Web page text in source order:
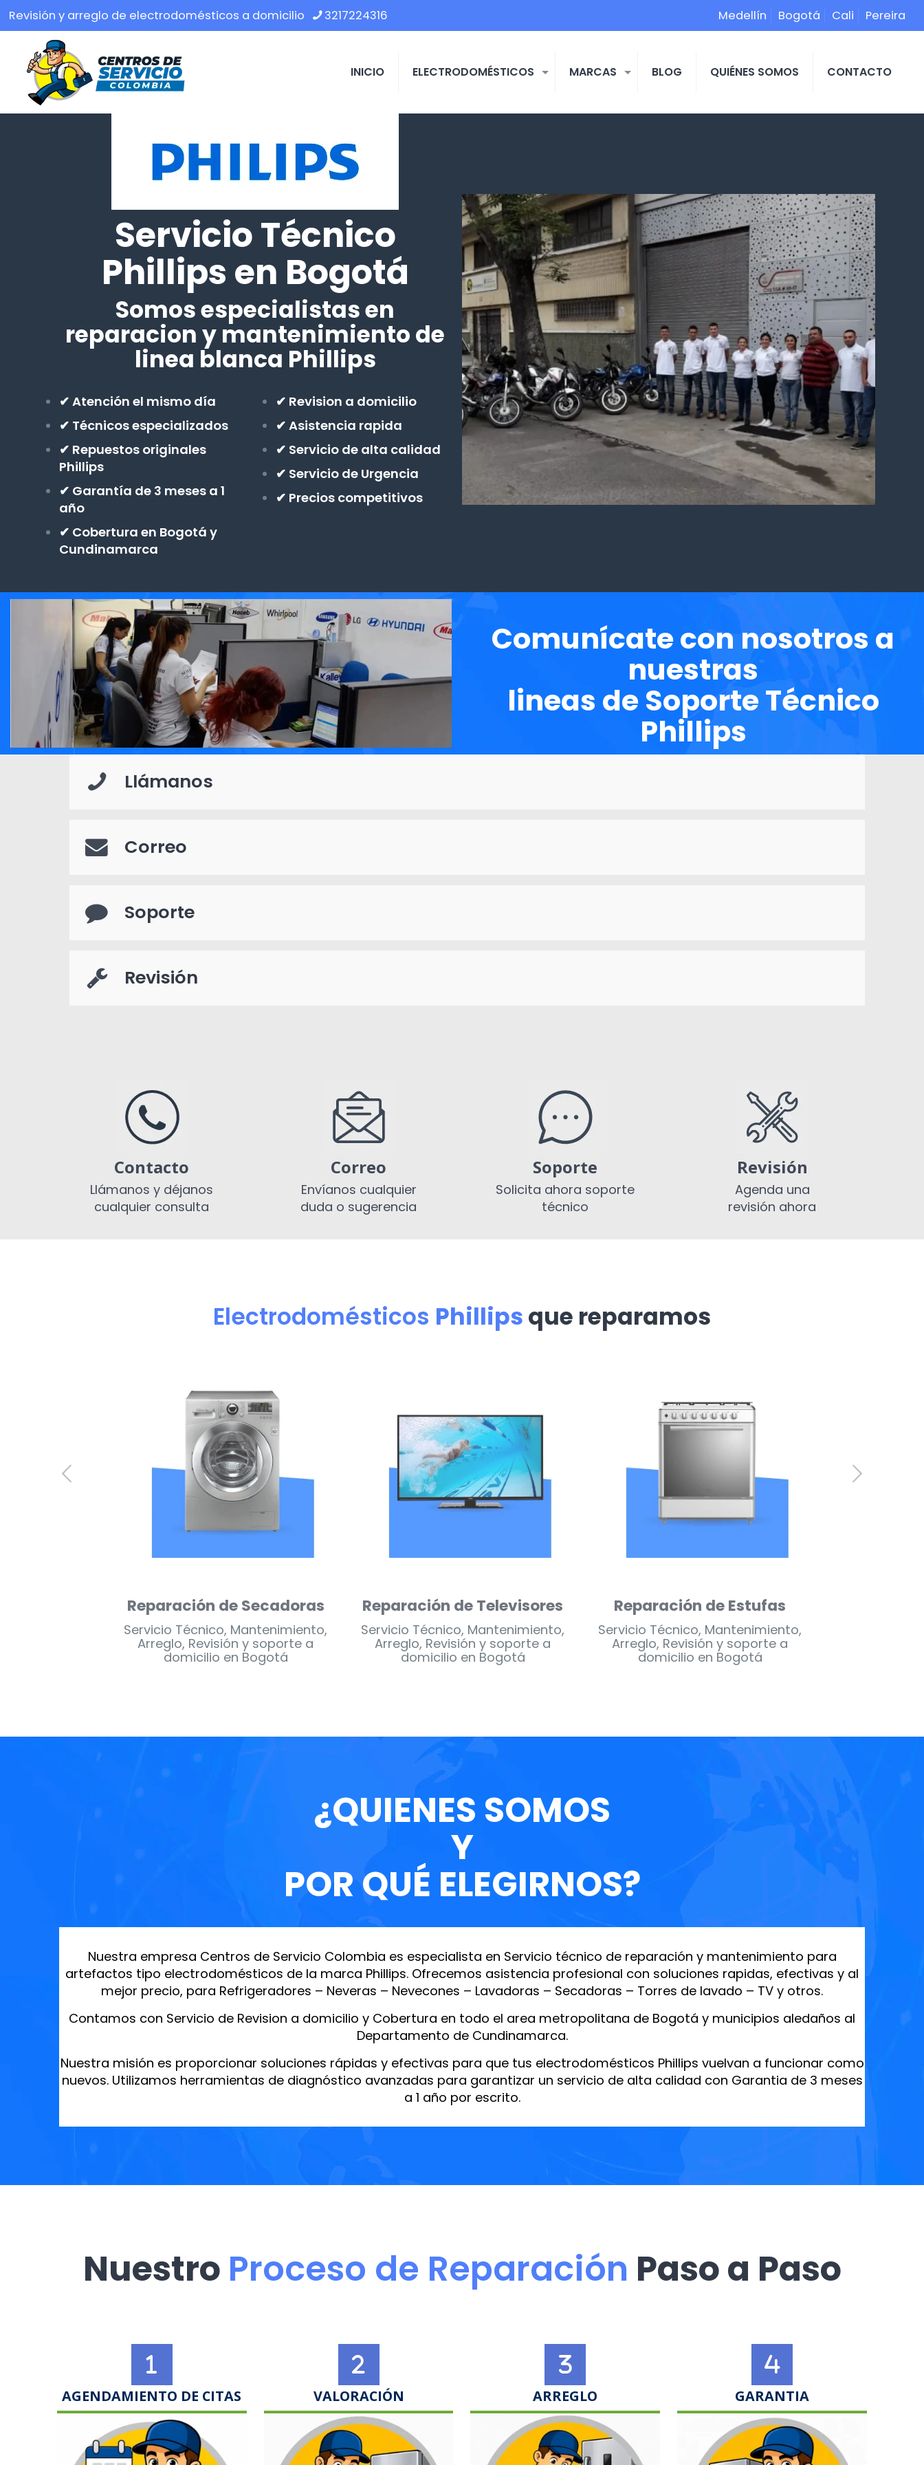
Revisión y arreglo de electrodomésticos a domicilio 3217224316 Medellín Bogotá Cali Pereira
INICIO ELECTRODOMÉSTICOS MARCAS BLOG QUIÉNES SOMOS CONTACTO
Servicio Técnico
Phillips en Bogotá
Somos especialistas en
reparacion y mantenimiento de
linea blanca Phillips
✔ Atención el mismo día
✔ Técnicos especializados
✔ Repuestos originales
Phillips
✔ Garantía de 3 meses a 1
año
✔ Cobertura en Bogotá y
Cundinamarca
✔ Revision a domicilio
✔ Asistencia rapida
✔ Servicio de alta calidad
✔ Servicio de Urgencia
✔ Precios competitivos
Comunícate con nosotros a
nuestras
lineas de Soporte Técnico
Phillips
Llámanos
Correo
Soporte
Revisión
Contacto
Llámanos y déjanos
cualquier consulta
Correo
Envíanos cualquier
duda o sugerencia
Soporte
Solicita ahora soporte
técnico
Revisión
Agenda una
revisión ahora
Electrodomésticos Phillipsque reparamos
Reparación de Neveras
Servicio Técnico, Mantenimiento,
Arreglo, Revisión y soporte a
domicilio en Bogotá
Reparación de Lavadoras
Servicio Técnico, Mantenimiento,
Arreglo, Revisión y soporte a
domicilio en Bogotá
Reparación de Nevecones
Servicio Técnico, Mantenimiento,
Arreglo, Revisión y soporte a
domicilio en Bogotá
¿QUIENES SOMOS
Y
POR QUÉ ELEGIRNOS?
Nuestra empresa Centros de Servicio Colombia es especialista en Servicio técnico de reparación y mantenimiento para
artefactos tipo electrodomésticos de la marca Phillips. Ofrecemos asistencia profesional con soluciones rapidas, efectivas y al
mejor precio, para Refrigeradores – Neveras – Nevecones – Lavadoras – Secadoras – Torres de lavado – TV y otros.
Contamos con Servicio de Revision a domicilio y Cobertura en todo el area metropolitana de Bogotá y municipios aledaños al
Departamento de Cundinamarca.
Nuestra misión es proporcionar soluciones rápidas y efectivas para que tus electrodomésticos Phillips vuelvan a funcionar como
nuevos. Utilizamos herramientas de diagnóstico avanzadas para garantizar un servicio de alta calidad con Garantia de 3 meses
a 1 año por escrito.
Nuestro Proceso de Reparación Paso a Paso
AGENDAMIENTO DE CITAS VALORACIÓN ARREGLO GARANTIA